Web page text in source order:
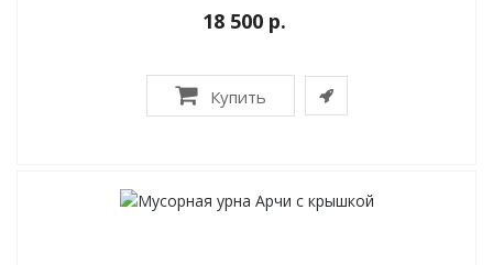
18 500 р.
Купить